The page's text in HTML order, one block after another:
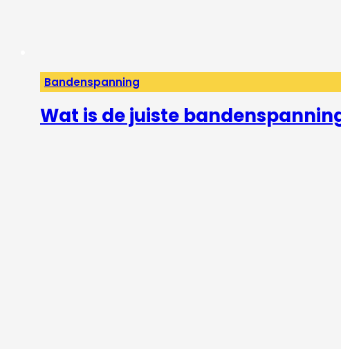
Bandenspanning
Wat is de juiste